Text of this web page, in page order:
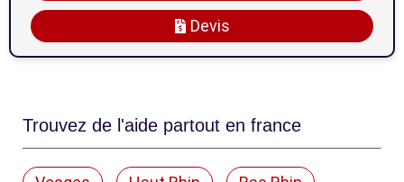
Devis
Trouvez de l'aide partout en france